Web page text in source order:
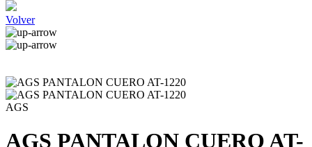
Volver
AGS
AGS PANTALON CUERO AT-